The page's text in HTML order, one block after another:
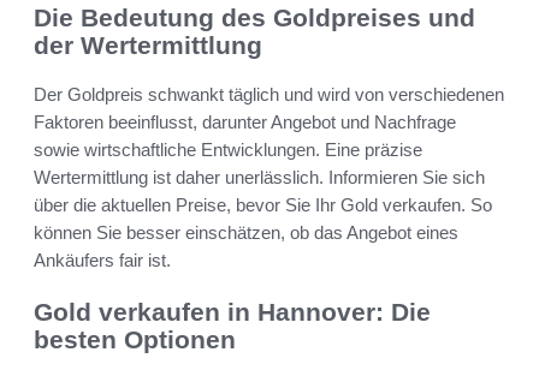
Die Bedeutung des Goldpreises und
der Wertermittlung
Der Goldpreis schwankt täglich und wird von verschiedenen
Faktoren beeinflusst, darunter Angebot und Nachfrage
sowie wirtschaftliche Entwicklungen. Eine präzise
Wertermittlung ist daher unerlässlich. Informieren Sie sich
über die aktuellen Preise, bevor Sie Ihr Gold verkaufen. So
können Sie besser einschätzen, ob das Angebot eines
Ankäufers fair ist.
Gold verkaufen in Hannover: Die
besten Optionen